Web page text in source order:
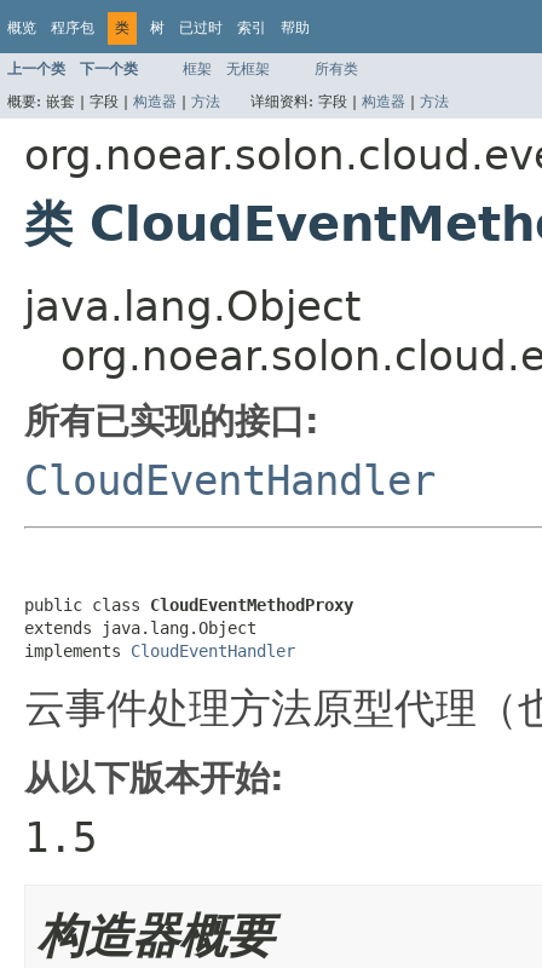
概览 程序包 类 树 已过时 索引 帮助
上一个类 下一个类 框架 无框架
所有类
概要: 嵌套 | 字段 | 构造器 | 方法 详细资料: 字段 | 构造器 | 方法
类
java.lang.Object
所有已实现的接口:
CloudEventHandler
public class CloudEventMethodProxy
extends java.lang.Object
implements CloudEventHandler
云事件处理方法原型代理（
从以下版本开始:
1.5
构造器概要